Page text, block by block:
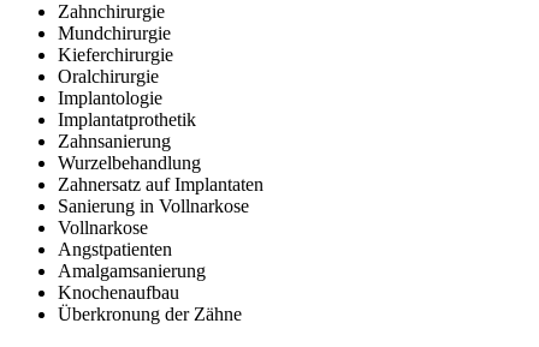
Zahnchirurgie
Mundchirurgie
Kieferchirurgie
Oralchirurgie
Implantologie
Implantatprothetik
Zahnsanierung
Wurzelbehandlung
Zahnersatz auf Implantaten
Sanierung in Vollnarkose
Vollnarkose
Angstpatienten
Amalgamsanierung
Knochenaufbau
Überkronung der Zähne